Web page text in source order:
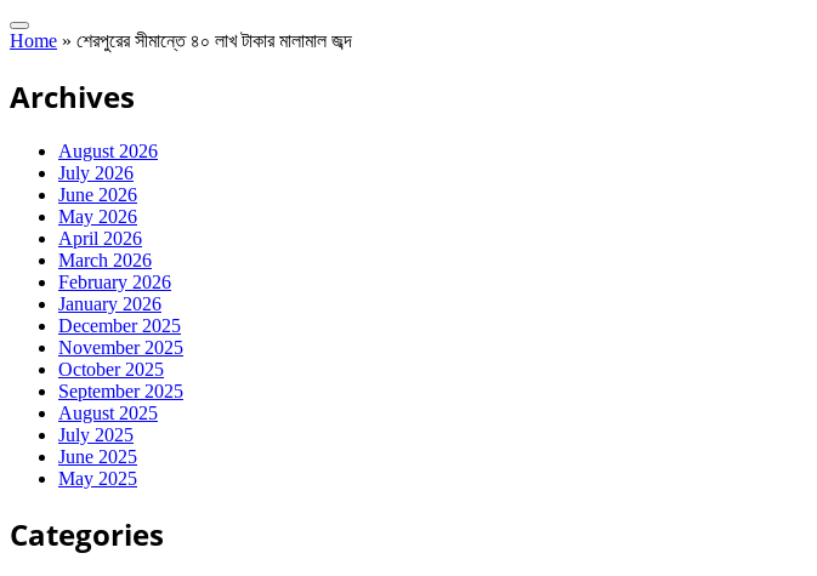
Home » শেরপুরের সীমান্তে ৪০ লাখ টাকার মালামাল জব্দ
Archives
August 2026
July 2026
June 2026
May 2026
April 2026
March 2026
February 2026
January 2026
December 2025
November 2025
October 2025
September 2025
August 2025
July 2025
June 2025
May 2025
Categories